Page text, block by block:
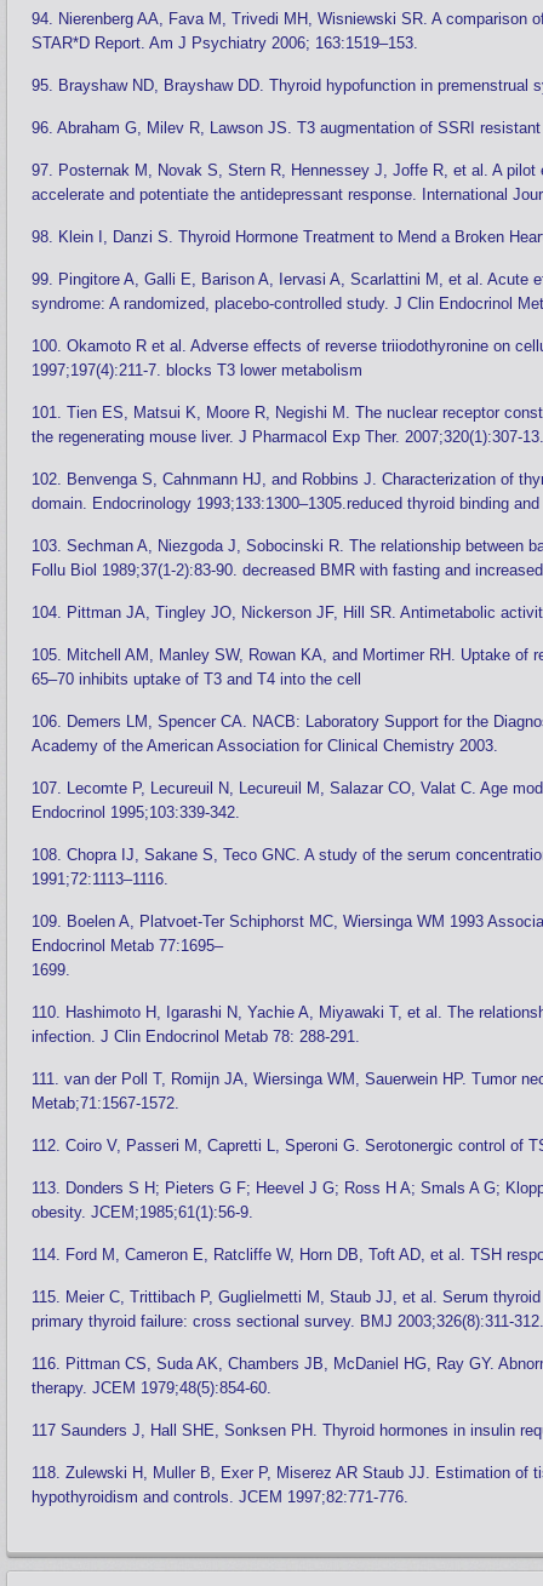
94. Nierenberg AA, Fava M, Trivedi MH, Wisniewski SR. A comparison
STAR*D Report. Am J Psychiatry 2006; 163:1519–153.
95. Brayshaw ND, Brayshaw DD. Thyroid hypofunction in premenstrual
96. Abraham G, Milev R, Lawson JS. T3 augmentation of SSRI
97. Posternak M, Novak S, Stern R, Hennessey J, Joffe R, et al. A
accelerate and potentiate the antidepressant response. International
98. Klein I, Danzi S. Thyroid Hormone Treatment to Mend a Broken
99. Pingitore A, Galli E, Barison A, Iervasi A, Scarlattini M, et al. Acute
syndrome: A randomized, placebo-controlled study. J Clin Endocrinol
100. Okamoto R et al. Adverse effects of reverse triiodothyronine on
1997;197(4):211-7. blocks T3 lower metabolism
101. Tien ES, Matsui K, Moore R, Negishi M. The nuclear receptor
the regenerating mouse liver. J Pharmacol Exp Ther. 2007;320(1):307-
102. Benvenga S, Cahnmann HJ, and Robbins J. Characterization of
domain. Endocrinology 1993;133:1300–1305.reduced thyroid binding
103. Sechman A, Niezgoda J, Sobocinski R. The relationship between
Follu Biol 1989;37(1-2):83-90. decreased BMR with fasting and
104. Pittman JA, Tingley JO, Nickerson JF, Hill SR. Antimetabolic
105. Mitchell AM, Manley SW, Rowan KA, and Mortimer RH. Uptake
65–70 inhibits uptake of T3 and T4 into the cell
106. Demers LM, Spencer CA. NACB: Laboratory Support for the
Academy of the American Association for Clinical Chemistry 2003.
107. Lecomte P, Lecureuil N, Lecureuil M, Salazar CO, Valat C. Age
Endocrinol 1995;103:339-342.
108. Chopra IJ, Sakane S, Teco GNC. A study of the serum
1991;72:1113–1116.
109. Boelen A, Platvoet-Ter Schiphorst MC, Wiersinga WM 1993
Endocrinol Metab 77:1695–
1699.
110. Hashimoto H, Igarashi N, Yachie A, Miyawaki T, et al. The
infection. J Clin Endocrinol Metab 78: 288-291.
111. van der Poll T, Romijn JA, Wiersinga WM, Sauerwein HP. Tumor
Metab;71:1567-1572.
112. Coiro V, Passeri M, Capretti L, Speroni G. Serotonergic control of
113. Donders S H; Pieters G F; Heevel J G; Ross H A; Smals A G;
obesity. JCEM;1985;61(1):56-9.
114. Ford M, Cameron E, Ratcliffe W, Horn DB, Toft AD, et al. TSH
115. Meier C, Trittibach P, Guglielmetti M, Staub JJ, et al. Serum
primary thyroid failure: cross sectional survey. BMJ 2003;326(8):311-312.
116. Pittman CS, Suda AK, Chambers JB, McDaniel HG, Ray GY.
therapy. JCEM 1979;48(5):854-60.
117 Saunders J, Hall SHE, Sonksen PH. Thyroid hormones in insulin
118. Zulewski H, Muller B, Exer P, Miserez AR Staub JJ. Estimation
hypothyroidism and controls. JCEM 1997;82:771-776.